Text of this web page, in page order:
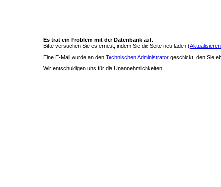
Es trat ein Problem mit der Datenbank auf.
Bitte versuchen Sie es erneut, indem Sie die Seite neu laden (
Eine E-Mail wurde an den Technischen Administrator geschickt, den Sie
Wir entschuldigen uns für die Unannehmlichkeiten.